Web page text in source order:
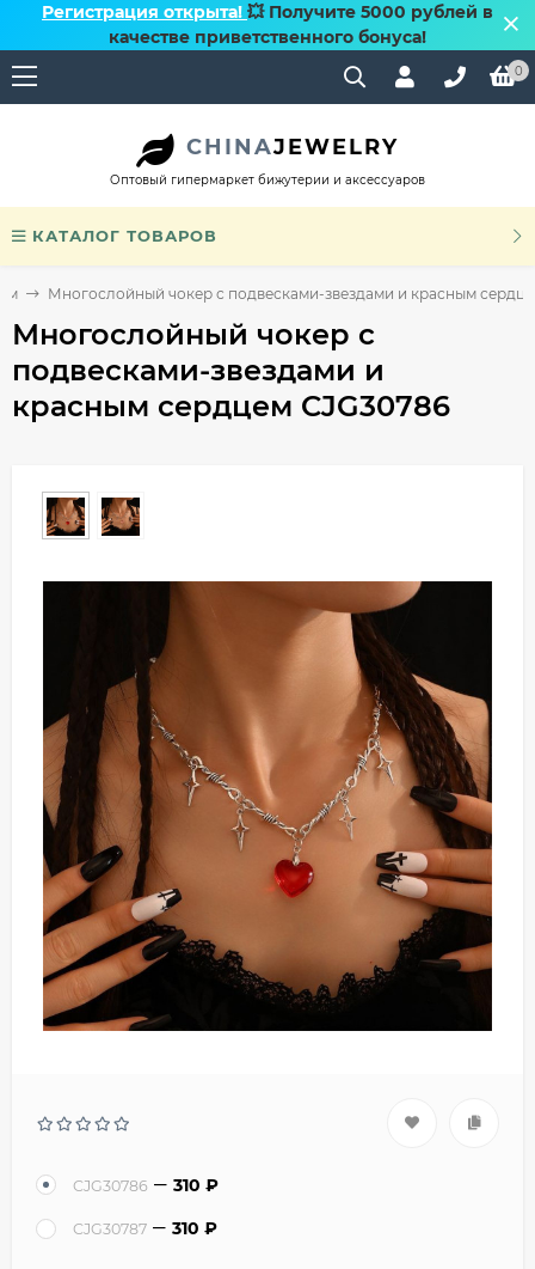
Регистрация открыта! 💥 Получите 5000 рублей в
качестве приветственного бонуса!
0
CHINAJEWELRY
Оптовый гипермаркет бижутерии и аксессуаров
КАТАЛОГ ТОВАРОВ
Многослойный чокер с подвесками-звездами и красным
Многослойный чокер с
подвесками-звездами и
красным сердцем CJG30786
CJG30786 310 ₽
CJG30787 310 ₽